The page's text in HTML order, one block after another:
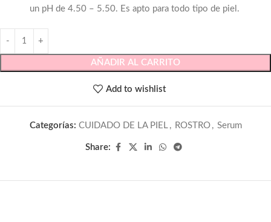
un pH de 4.50 – 5.50. Es apto para todo tipo de piel.
AÑADIR AL CARRITO
Add to wishlist
Categorías: CUIDADO DE LA PIEL , ROSTRO , Serum
Share: